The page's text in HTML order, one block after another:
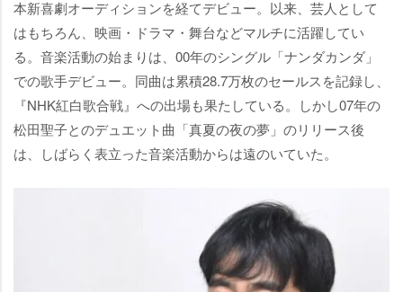
本新喜劇オーディションを経てデビュー。以来、芸人として
はもちろん、映画・ドラマ・舞台などマルチに活躍してい
る。音楽活動の始まりは、00年のシングル「ナンダカンダ」
での歌手デビュー。同曲は累積28.7万枚のセールスを記録し、
『NHK紅白歌合戦』への出場も果たしている。しかし07年の
松田聖子とのデュエット曲「真夏の夜の夢」のリリース後
は、しばらく表立った音楽活動からは遠のいていた。